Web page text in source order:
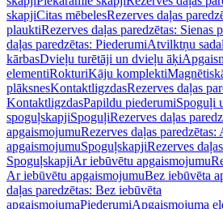
skapjiCitas mēbelesRezerves daļas
plauktiRezerves daļas paredzētas: Sienas
daļas paredzētas: PiederumiAtvilktņu
kārbasDvieļu turētāji un dvieļu āķi
elementiRokturiKāju komplekti
plāksnesKontaktligzdasRezerves daļas
KontaktligzdasPapildu piederumiSpoguļi
spoguļskapjiSpoguļiRezerves daļas
apgaismojumuRezerves daļas paredzētas:
apgaismojumuSpoguļskapjiRezerves
SpoguļskapjiAr iebūvētu apgaismojumu
Ar iebūvētu apgaismojumuBez iebūvēta
daļas paredzētas: Bez iebūvēta
apgaismojumaPiederumiApgaismojuma